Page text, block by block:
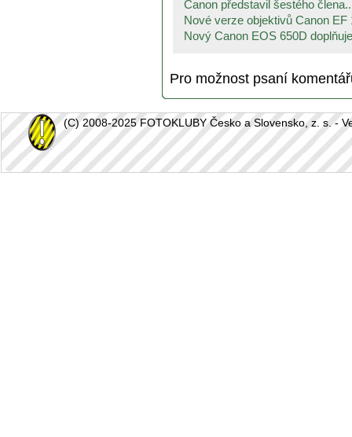
Canon představil šestého
Nové verze objektivů Canon EF
Nový Canon EOS 650D
Pro možnost psaní
(C) 2008-2025 FOTOKLUBY Česko a Slovensko, z. s. -